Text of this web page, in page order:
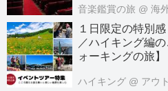
音楽鑑賞の旅 @ 海
１日限定の特別
／ハイキング編
ォーキングの旅】
ハイキング @ アウ